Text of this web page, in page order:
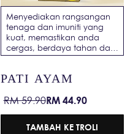
Menyediakan rangsangan
tenaga dan imuniti yang
kuat, memastikan anda
cergas, berdaya tahan dan
bersedia untuk hari itu.
PATI AYAM
Harga
jualan
RM 59.90Harga
biasa
RM 44.90
TAMBAH KE TROLI